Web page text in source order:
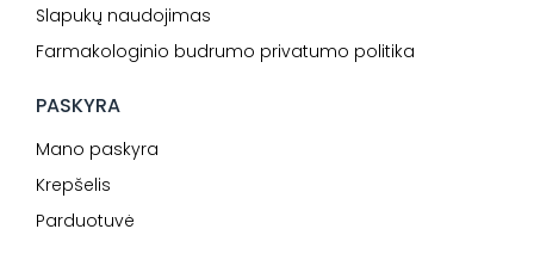
Slapukų naudojimas
Farmakologinio budrumo privatumo politika
PASKYRA
Mano paskyra
Krepšelis
Parduotuvė